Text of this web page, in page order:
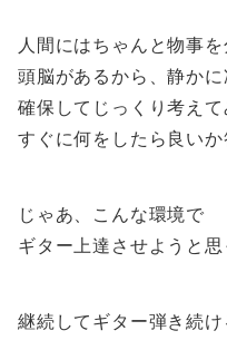
人間にはちゃんと物事
頭脳があるから、静か
確保してじっくり考えて
すぐに何をしたら良いか
じゃあ、こんな環境で
ギター上達させようと
継続してギター弾き続